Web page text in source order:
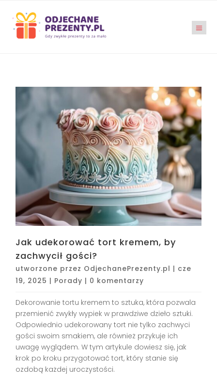
Jak udekorować tort kremem, by
zachwycił gości?
utworzone przez OdjechanePrezenty.pl | cze
19, 2025 | Porady | 0 komentarzy
Dekorowanie tortu kremem to sztuka, która pozwala
przemienić zwykły wypiek w prawdziwe dzieło sztuki.
Odpowiednio udekorowany tort nie tylko zachwyci
gości swoim smakiem, ale również przykuje ich
uwagę wyglądem. W tym artykule dowiesz się, jak
krok po kroku przygotować tort, który stanie się
ozdobą każdej uroczystości.